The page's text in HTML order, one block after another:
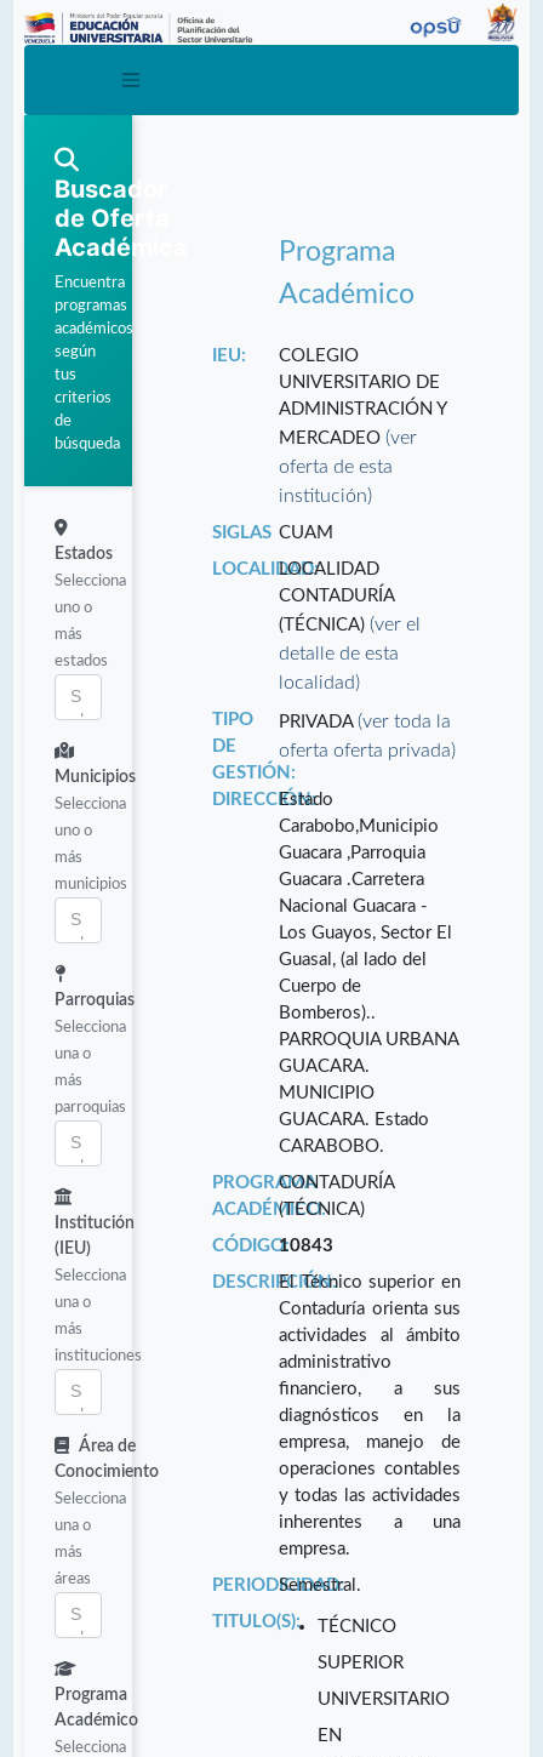
Buscador
de Oferta
Académica
Encuentra
programas
académicos
según
tus
criterios
de
búsqueda
Estados
Selecciona
uno o
más
estados
Municipios
Selecciona
uno o
más
municipios
Parroquias
Selecciona
una o
más
parroquias
Institución
(IEU)
Selecciona
una o
más
instituciones
Área de
Conocimiento
Selecciona
una o
más
áreas
Programa
Académico
Selecciona
Programa
Académico
IEU:
COLEGIO
UNIVERSITARIO DE
ADMINISTRACIÓN Y
MERCADEO(ver
oferta de esta
institución)
SIGLAS CUAM
LOCALIDAD:LOCALIDAD
CONTADURÍA
(TÉCNICA)(ver el
detalle de esta
localidad)
TIPO
DE
GESTIÓN:
PRIVADA(ver toda la
oferta oferta privada)
DIRECCIÓN:
Estado
Carabobo,Municipio
Guacara ,Parroquia
Guacara .Carretera
Nacional Guacara -
Los Guayos, Sector El
Guasal, (al lado del
Cuerpo de
Bomberos)..
PARROQUIA URBANA
GUACARA.
MUNICIPIO
GUACARA. Estado
CARABOBO.
PROGRAMA
ACADÉMICO:
CONTADURÍA
(TÉCNICA)
CÓDIGO:10843
DESCRIPCIÓN:El Técnico superior en
Contaduría orienta sus
actividades al ámbito
administrativo
financiero, a sus
diagnósticos en la
empresa, manejo de
operaciones contables
y todas las actividades
inherentes a una
empresa.
PERIODICIDAD:
Semestral.
TITULO(S):
TÉCNICO
SUPERIOR
UNIVERSITARIO
EN